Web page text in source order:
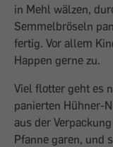
in Mehl wälzen,
Semmelbröseln
fertig. Vor allem
Happen gerne zu.
Viel flotter geht es
panierten Hühner-
aus der
Pfanne garen, und